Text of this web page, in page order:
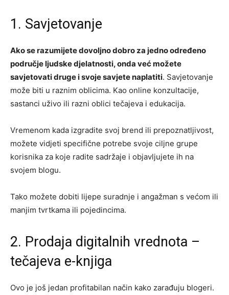
1. Savjetovanje
Ako se razumijete dovoljno dobro za jedno određeno
područje ljudske djelatnosti, onda već možete
savjetovati druge i svoje savjete naplatiti. Savjetovanje
može biti u raznim oblicima. Kao online konzultacije,
sastanci uživo ili razni oblici tečajeva i edukacija.
Vremenom kada izgradite svoj brend ili prepoznatljivost,
možete vidjeti specifične potrebe svoje ciljne grupe
korisnika za koje radite sadržaje i objavljujete ih na
svojem blogu.
Tako možete dobiti lijepe suradnje i angažman s većom ili
manjim tvrtkama ili pojedincima.
2. Prodaja digitalnih vrednota –
tečajeva e-knjiga
Ovo je još jedan profitabilan način kako zarađuju blogeri.